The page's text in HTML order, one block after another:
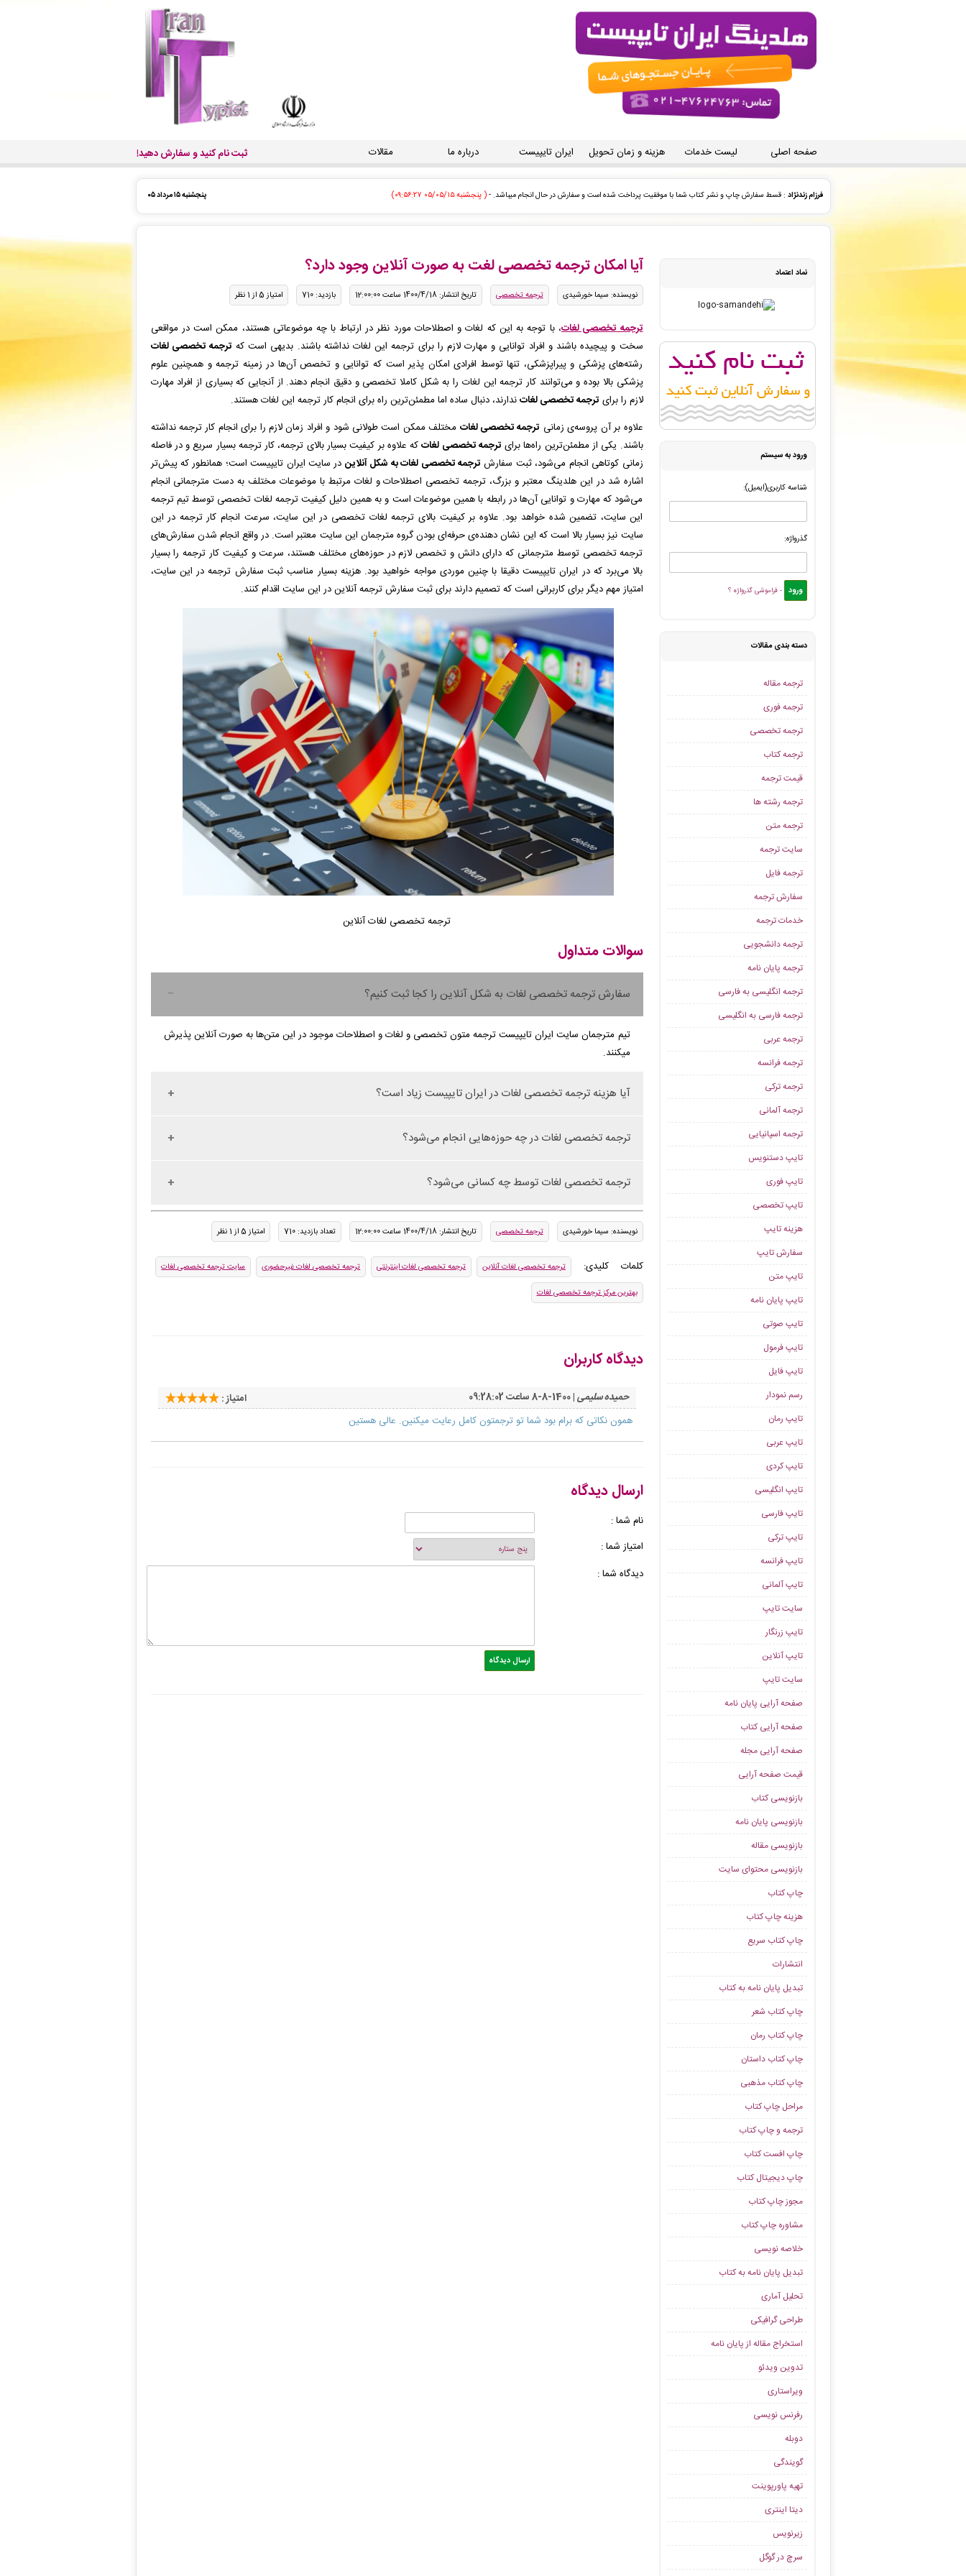
صفحه اصلی لیست خدمات هزینه و زمان تحویل ایران تایپیست درباره ما مقالات ثبت نام کنید و سفارش دهید!
پنجشنبه ۱۵ مرداد ۰۵ مجید اجلی: فاکتور نهایی برای سفارش تایپ، صفحه آرایی شما صادر گردید برای دریافت سفارش خود اقدام نمایید. -( پنجشنبه ۰۵/۰۵/۱۵ ۰۹:۵۴:۵۸)
مجید اجلی: فاکتور نهایی برای سفارش تایپ، صفحه آرایی شما صادر گردید برای دریافت سفارش خود اقدام نمایید. -( پنجشنبه ۰۵/۰۵/۱۵ ۰۹:۵۴:۳۴)
انتشارات ارشدان: سفارش طراحی جلد کتاب شما ثبت شد به زودی توسط اپراتور بررسی خواهد شد. -
reza Mansouri: سفارش مجله ISC شما بررسی و پیش فاکتور برای شما صادر گردید. -
علی صفی زاده: سفارش چاپ و نشر کتاب شما بررسی و پیش فاکتور برای شما صادر گردید. -( پنجشنبه ۰۵/۰۵/۱۵ ۰۹:۴۵:۲۷)
انتشارات ارشدان: فایل سفارش صفحه آرایی در Word شما توسط محقق به سیستم تحویل داده شده است. - ( پنجشنبه ۰۵/۰۵/۱۵ ۱۰:۲۱:۳۱)
محمدلقمان حسینی : سفارش چاپ و نشر کتاب شما ثبت شد به زودی توسط اپراتور بررسی خواهد شد. - ( پنجشنبه ۰۵/۰۵/۱۵ ۱۰:۱۰:۴۷)
فرزام زندنژاد: قسط سفارش چاپ و نشر کتاب شما با موفقیت پرداخت شده است و سفارش در حال انجام میباشد. -
نماد اعتماد
ورود به سیستم
شناسه کاربری(ایمیل):
گذرواژه:
- فراموشی گذرواژه ؟
دسته بندی مقالات
ترجمه مقاله
ترجمه فوری
ترجمه تخصصی
ترجمه کتاب
قیمت ترجمه
ترجمه رشته ها
ترجمه متن
سایت ترجمه
ترجمه فایل
سفارش ترجمه
خدمات ترجمه
ترجمه دانشجویی
ترجمه پایان نامه
ترجمه انگلیسی به فارسی
ترجمه فارسی به انگلیسی
ترجمه عربی
ترجمه فرانسه
ترجمه ترکی
ترجمه آلمانی
ترجمه اسپانیایی
تایپ دستنویس
تایپ فوری
تایپ تخصصی
هزینه تایپ
سفارش تایپ
تایپ متن
تایپ پایان نامه
تایپ صوتی
تایپ فرمول
تایپ فایل
رسم نمودار
تایپ رمان
تایپ عربی
تایپ کردی
تایپ انگلیسی
تایپ فارسی
تایپ ترکی
تایپ فرانسه
تایپ آلمانی
سایت تایپ
تایپ زرنگار
تایپ آنلاین
سایت تایپ
صفحه آرایی پایان نامه
صفحه آرایی کتاب
صفحه آرایی مجله
قیمت صفحه آرایی
بازنویسی کتاب
بازنویسی پایان نامه
بازنویسی مقاله
بازنویسی محتوای سایت
چاپ کتاب
هزینه چاپ کتاب
چاپ کتاب سریع
انتشارات
تبدیل پایان نامه به کتاب
چاپ کتاب شعر
چاپ کتاب رمان
چاپ کتاب داستان
چاپ کتاب مذهبی
مراحل چاپ کتاب
ترجمه و چاپ کتاب
چاپ افست کتاب
چاپ دیجیتال کتاب
مجوز چاپ کتاب
مشاوره چاپ کتاب
خلاصه نویسی
تبدیل پایان نامه به کتاب
تحلیل آماری
طراحی گرافیکی
استخراج مقاله از پایان نامه
تدوین ویدئو
ویراستاری
رفرنس نویسی
دوبله
گویندگی
تهیه پاورپوینت
دیتا اینتری
زیرنویس
سرچ در گوگل
آیا امکان ترجمه تخصصی لغت به صورت آنلاین وجود دارد؟
نویسنده: سیما خورشیدی ترجمه تخصصی تاریخ انتشار: 1400/4/18 ساعت 12:00:00 بازدید: 710 امتیاز 5 از 1 نظر
ترجمه تخصصی لغات، با توجه به این که لغات و اصطلاحات مورد نظر در ارتباط با چه موضوعاتی هستند، ممکن است در مواقعی
سخت و پیچیده باشند و افراد توانایی و مهارت لازم را برای ترجمه این لغات نداشته باشند. بدیهی است که ترجمه تخصصی لغات
رشته‌های پزشکی و پیراپزشکی، تنها توسط افرادی امکان پذیر است که توانایی و تخصص آن‌ها در زمینه ترجمه و همچنین علوم
پزشکی بالا بوده و می‌توانند کار ترجمه این لغات را به شکل کاملا تخصصی و دقیق انجام دهند. از آنجایی که بسیاری از افراد مهارت
لازم را برای ترجمه تخصصی لغاتندارند، دنبال ساده اما مطمئن‌ترین راه برای انجام کار ترجمه این لغات هستند.
علاوه بر آن پروسه‌ی زمانی ترجمه تخصصی لغات مختلف ممکن است طولانی شود و افراد زمان لازم را برای انجام کار ترجمه نداشته
باشند. یکی از مطمئن‌ترین راه‌ها برای ترجمه تخصصی لغاتکه علاوه بر کیفیت بسیار بالای ترجمه، کار ترجمه بسیار سریع و در فاصله
زمانی کوتاهی انجام می‌شود، ثبت سفارش ترجمه تخصصی لغات به شکل آنلاین در سایت ایران تایپیست است؛ همانطور که پیش‌تر
اشاره شد در این هلدینگ‌ معتبر و بزرگ، ترجمه تخصصی اصطلاحات و لغات مرتبط با موضوعات مختلف به دست مترجمانی انجام
می‌شود که مهارت و توانایی آن‌ها در رابطه با همین موضوعات است و به همین دلیل کیفیت ترجمه لغات تخصصی توسط تیم ترجمه
این سایت، تضمین شده خواهد بود. علاوه بر کیفیت بالای ترجمه لغات تخصصی در این سایت، سرعت انجام کار ترجمه در این
سایت نیز بسیار بالا است که این نشان دهنده‌ی حرفه‌ای بودن گروه‌ مترجمان این سایت معتبر است. در واقع انجام شدن سفارش‌های
ترجمه تخصصی توسط مترجمانی که دارای دانش و تخصص لازم در حوزه‌های مختلف هستند، سرعت و کیفیت کار ترجمه را بسیار
بالا می‌برد که در ایران تایپیست دقیقا با چنین موردی مواجه خواهید بود. هزینه بسیار مناسب ثبت سفارش ترجمه در این سایت،
امتیاز مهم دیگر برای کاربرانی است که تصمیم دارند برای ثبت سفارش ترجمه آنلاین در این سایت اقدام کنند.
ترجمه تخصصی لغات آنلاین
سوالات متداول
سفارش ترجمه تخصصی لغات به شکل آنلاین را کجا ثبت کنیم؟
تیم مترجمان سایت ایران تایپیست ترجمه متون تخصصی و لغات و اصطلاحات موجود در این متن‌ها به صورت آنلاین پذیرش
میکنند.
آیا هزینه ترجمه تخصصی لغات در ایران تایپیست زیاد است؟
ترجمه تخصصی لغات در چه حوزه‌هایی انجام می‌شود؟
ترجمه تخصصی لغات توسط چه کسانی می‌شود؟
نویسنده: سیما خورشیدی ترجمه تخصصی تاریخ انتشار: 1400/4/18 ساعت 12:00:00 تعداد بازدید: 710 امتیاز 5 از 1 نظر
کلمات کلیدی: ترجمه تخصصی لغات آنلاین ترجمه تخصصی لغات اینترنتی ترجمه تخصصی لغات غیرحضوری سایت ترجمه تخصصی لغات
بهترین مرکز ترجمه تخصصی لغات
دیدگاه کاربران
حمیده سلیمی| 1400-8-8 ساعت 09:28:02
امتیاز :
همون نکاتی که برام بود شما تو ترجمتون کامل رعایت میکنین. عالی هستین
ارسال دیدگاه
نام شما :
امتیاز شما :
دیدگاه شما :